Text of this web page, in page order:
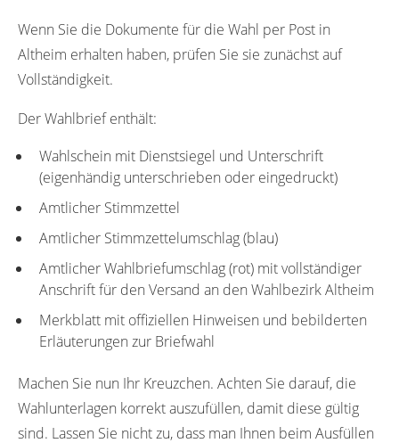
Wenn Sie die Dokumente für die Wahl per Post in
Altheim erhalten haben, prüfen Sie sie zunächst auf
Vollständigkeit.
Der Wahlbrief enthält:
Wahlschein mit Dienstsiegel und Unterschrift
(eigenhändig unterschrieben oder eingedruckt)
Amtlicher Stimmzettel
Amtlicher Stimmzettelumschlag (blau)
Amtlicher Wahlbriefumschlag (rot) mit vollständiger
Anschrift für den Versand an den Wahlbezirk Altheim
Merkblatt mit offiziellen Hinweisen und bebilderten
Erläuterungen zur Briefwahl
Machen Sie nun Ihr Kreuzchen. Achten Sie darauf, die
Wahlunterlagen korrekt auszufüllen, damit diese gültig
sind. Lassen Sie nicht zu, dass man Ihnen beim Ausfüllen